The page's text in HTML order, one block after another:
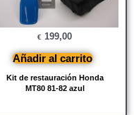
Kit de restauración Honda
MT80 81-82 azul
€ 199,00
Añadir al carrito